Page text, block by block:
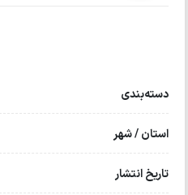
دسته‌بندی
استان / شهر
تاریخ انتشار